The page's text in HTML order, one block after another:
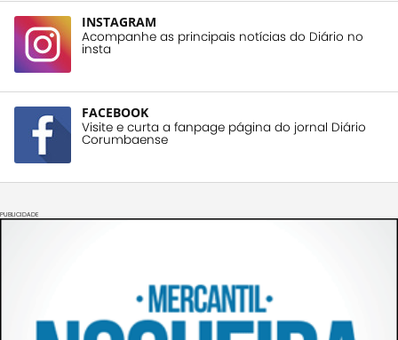
INSTAGRAM
Acompanhe as principais notícias do Diário no
insta
FACEBOOK
Visite e curta a fanpage página do jornal Diário
Corumbaense
PUBLICIDADE